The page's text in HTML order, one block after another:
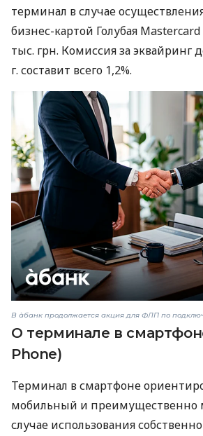
терминал в случае
бизнес-картой Голубая
тыс. грн. Комиссия за эквайринг
г. составит всего 1,2%.
В àбанк продолжается акция для ФЛП по
О терминале в
Phone)
Терминал в смартфоне
мобильный и преимущественно
случае использования